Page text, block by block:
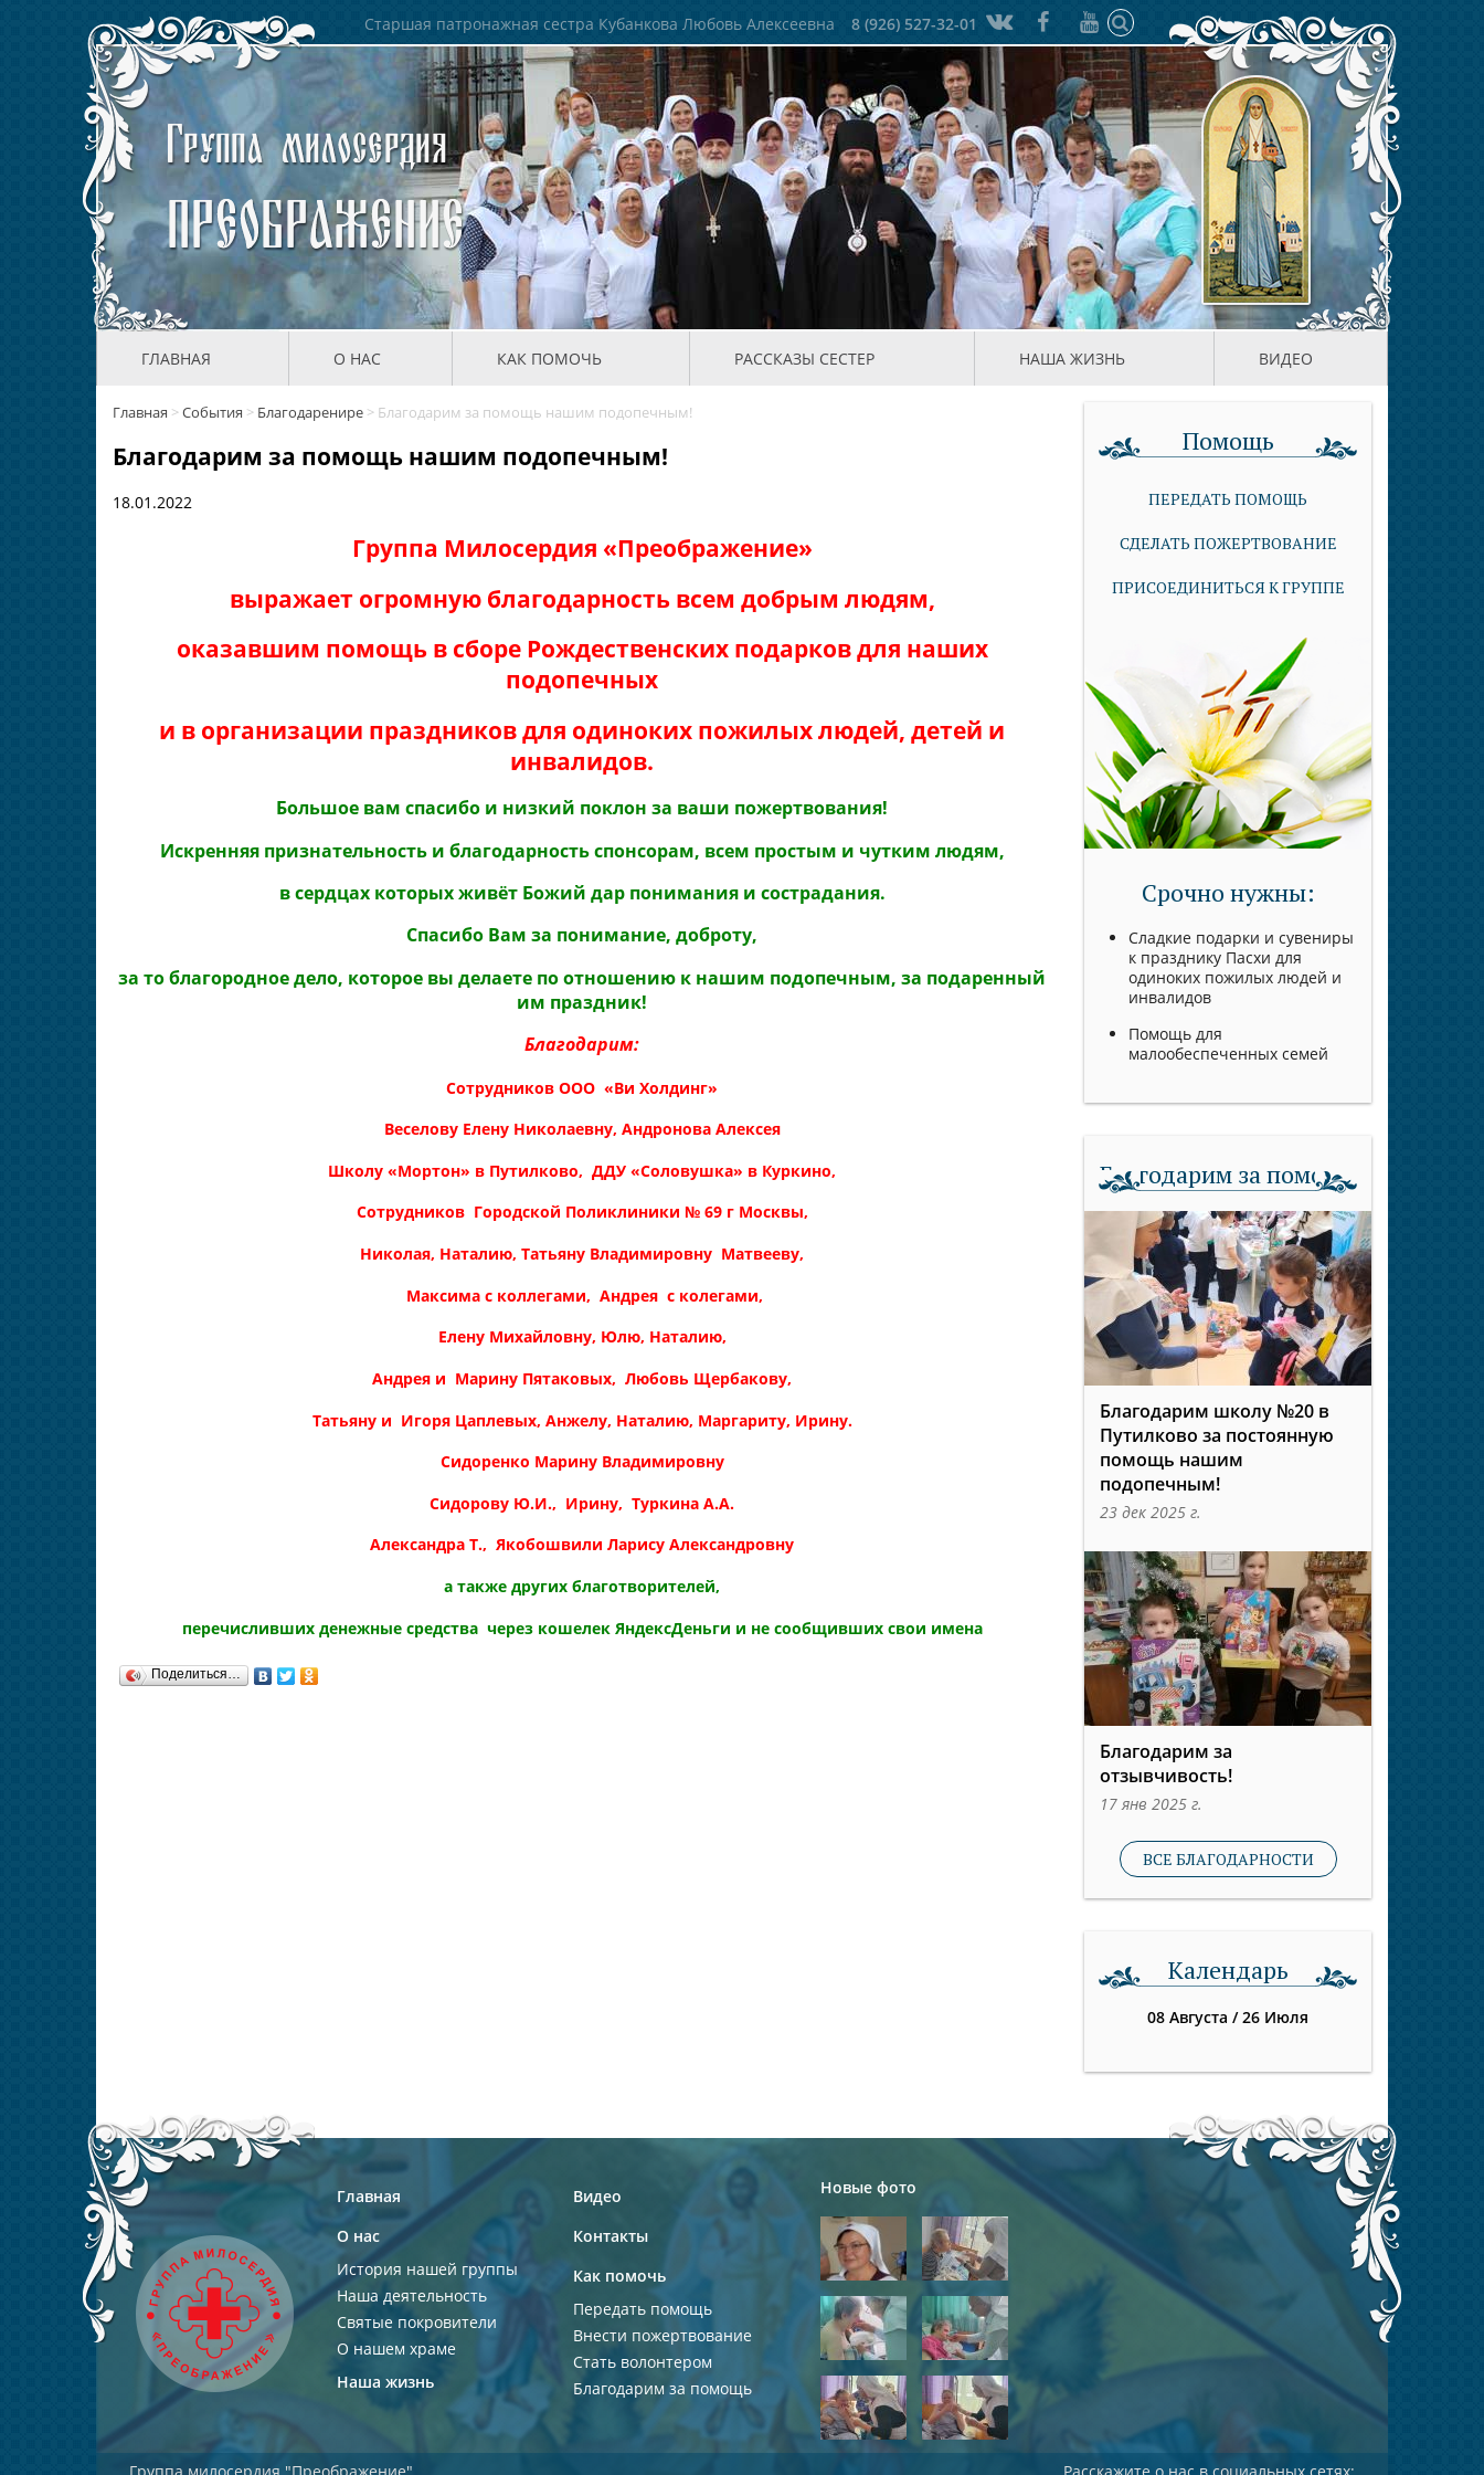
Старшая патронажная сестра Кубанкова Любовь Алексеевна 8 (926) 527-32-01
ГЛАВНАЯ О НАС КАК ПОМОЧЬ РАССКАЗЫ СЕСТЕР НАША ЖИЗНЬ ВИДЕО
Главная >События > Благодаренире > Благодарим за помощь нашим подопечным!
Благодарим за помощь нашим подопечным!
18.01.2022
Группа Милосердия «Преображение»
выражает огромную благодарность всем добрым людям,
оказавшим помощь в сборе Рождественских подарков для наших
подопечных
и в организации праздников для одиноких пожилых людей, детей и
инвалидов.
Большое вам спасибо и низкий поклон за ваши пожертвования!
Искренняя признательность и благодарность спонсорам, всем простым и чутким людям,
в сердцах которых живёт Божий дар понимания и сострадания.
Спасибо Вам за понимание, доброту,
за то благородное дело, которое вы делаете по отношению к нашим подопечным, за подаренный
им праздник!
Благодарим:
Сотрудников ООО «Ви Холдинг»
Веселову Елену Николаевну, Андронова Алексея
Школу «Мортон» в Путилково, ДДУ «Соловушка» в Куркино,
Сотрудников Городской Поликлиники № 69 г Москвы,
Николая, Наталию, Татьяну Владимировну Матвееву,
Максима с коллегами, Андрея с колегами,
Елену Михайловну, Юлю, Наталию,
Андрея и Марину Пятаковых, Любовь Щербакову,
Татьяну и Игоря Цаплевых, Анжелу, Наталию, Маргариту, Ирину.
Сидоренко Марину Владимировну
Сидорову Ю.И., Ирину, Туркина А.А.
Александра Т., Якобошвили Ларису Александровну
а также других благотворителей,
перечисливших денежные средства через кошелек ЯндексДеньги и не сообщивших свои имена
Поделиться…
Помощь
ПЕРЕДАТЬ ПОМОЩЬ
СДЕЛАТЬ ПОЖЕРТВОВАНИЕ
ПРИСОЕДИНИТЬСЯ К ГРУППЕ
Срочно нужны:
Сладкие подарки и сувениры
к празднику Пасхи для
одиноких пожилых людей и
инвалидов
Помощь для
малообеспеченных семей
Благодарим за помощь
Благодарим школу №20 в
Путилково за постоянную
помощь нашим
подопечным!
23 дек 2025 г.
Благодарим за
отзывчивость!
17 янв 2025 г.
ВСЕ БЛАГОДАРНОСТИ
Календарь
08 Августа /26 Июля
Главная
О нас
История нашей группы
Наша деятельность
Святые покровители
О нашем храме
Наша жизнь
Видео
Контакты
Как помочь
Передать помощь
Внести пожертвование
Стать волонтером
Благодарим за помощь
Новые фото